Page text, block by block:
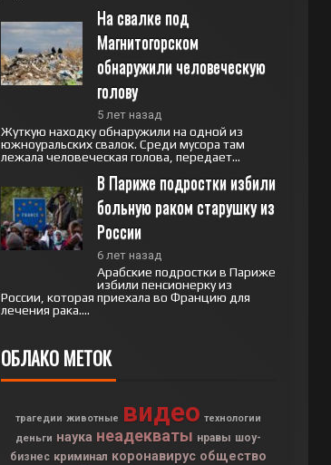
На свалке под
Магнитогорском
обнаружили человеческую
голову
5 лет назад
Жуткую находку обнаружили на одной из
южноуральских свалок. Среди мусора там
лежала человеческая голова, передает...
В Париже подростки избили
больную раком старушку из
России
6 лет назад
Арабские подростки в Париже
избили пенсионерку из
России, которая приехала во Францию для
лечения рака....
ОБЛАКО МЕТОК
трагедии животные видео технологии
деньги наука неадекваты нравы шоу-
бизнес криминал коронавирус общество